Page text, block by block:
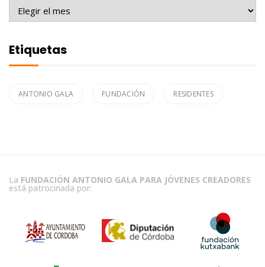
Archivo
Etiquetas
ANTONIO GALA FUNDACIÓN RESIDENTES
La FUNDACIÓN ANTONIO GALA PARA JÓVENES CREADORES
está patrocinada por: